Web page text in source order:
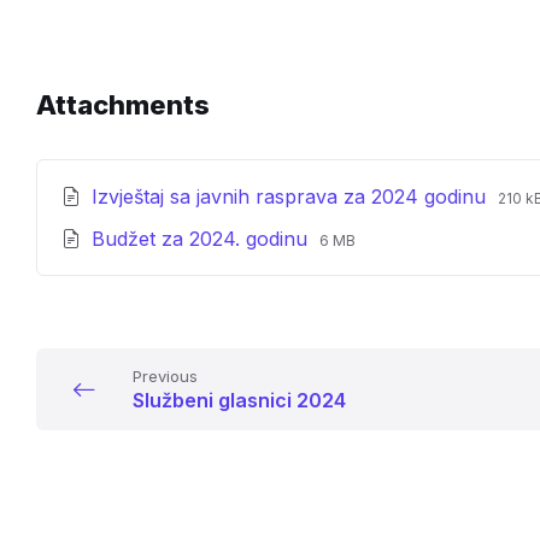
Attachments
Izvještaj sa javnih rasprava za 2024 godinu File
File
210
Budžet za 2024. godinu File
File
6 MB
Previous
Službeni glasnici 2024